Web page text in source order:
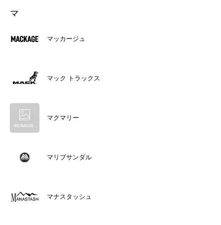
マ
マッカージュ
マック トラックス
マクマリー
マリブサンダル
マナスタッシュ